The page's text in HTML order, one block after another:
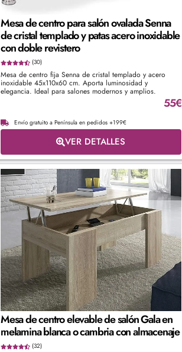
Mesa de centro para salón ovalada Senna
de cristal templado y patas acero inoxidable
con doble revistero
(30)
Mesa de centro fija Senna de cristal templado y acero
inoxidable 45x110x60 cm. Aporta luminosidad y
elegancia. Ideal para salones modernos y amplios.
55€
Envío gratuito a Península en pedidos +199€
VER DETALLES
Mesa de centro elevable de salón Gala en
melamina blanca o cambria con almacenaje
(32)